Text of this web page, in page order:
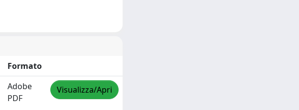
Formato
Adobe
PDF
Visualizza/Apri